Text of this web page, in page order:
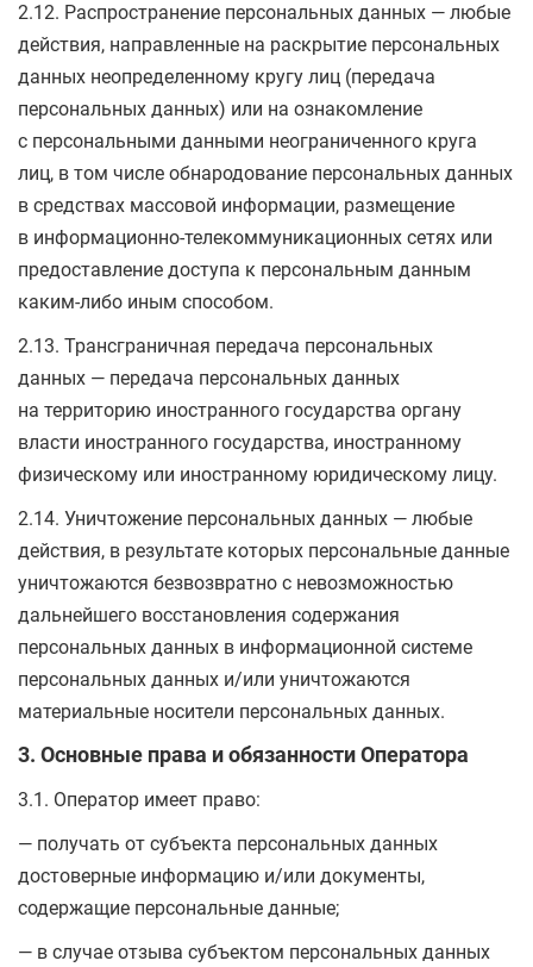
2.12. Распространение персональных данных — любые
действия, направленные на раскрытие персональных
данных неопределенному кругу лиц (передача
персональных данных) или на ознакомление
с персональными данными неограниченного круга
лиц, в том числе обнародование персональных данных
в средствах массовой информации, размещение
в информационно-телекоммуникационных сетях или
предоставление доступа к персональным данным
каким-либо иным способом.
2.13. Трансграничная передача персональных
данных — передача персональных данных
на территорию иностранного государства органу
власти иностранного государства, иностранному
физическому или иностранному юридическому лицу.
2.14. Уничтожение персональных данных — любые
действия, в результате которых персональные данные
уничтожаются безвозвратно с невозможностью
дальнейшего восстановления содержания
персональных данных в информационной системе
персональных данных и/или уничтожаются
материальные носители персональных данных.
3. Основные права и обязанности Оператора
3.1. Оператор имеет право:
— получать от субъекта персональных данных
достоверные информацию и/или документы,
содержащие персональные данные;
— в случае отзыва субъектом персональных данных